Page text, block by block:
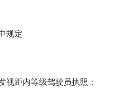
规定
视距内等级驾驶员执照：